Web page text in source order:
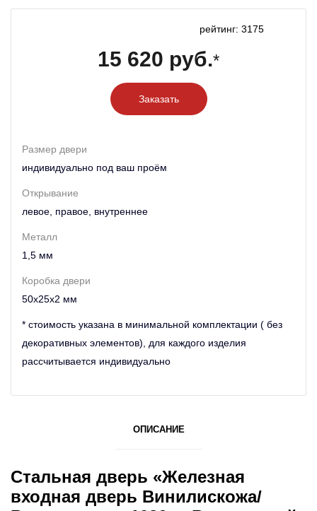
рейтинг: 3175
15 620 руб.*
Заказать
Размер двери
индивидуально под ваш проём
Открывание
левое, правое, внутреннее
Металл
1,5 мм
Коробка двери
50х25х2 мм
* стоимость указана в минимальной комплектации ( без
декоративных элементов), для каждого изделия
рассчитывается индивидуально
ОПИСАНИЕ
Стальная дверь «Железная
входная дверь Винилискожа/